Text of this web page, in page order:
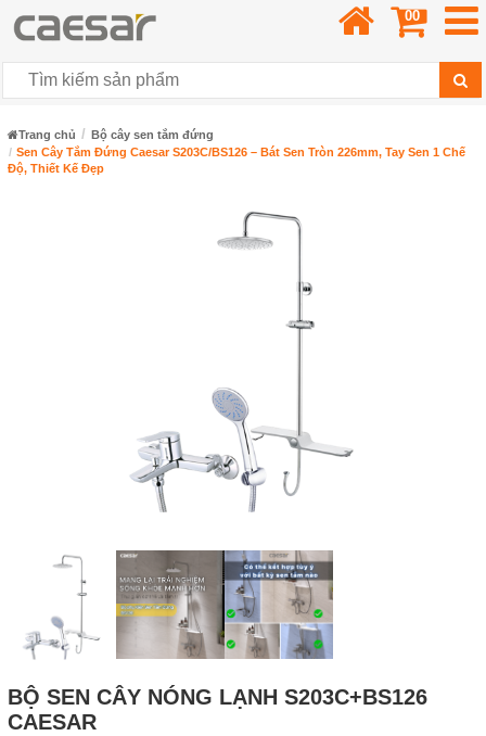
00
Trang chủ
Bộ cây sen tắm đứng
Sen Cây Tắm Đứng Caesar S203C/BS126 – Bát Sen Tròn 226mm, Tay Sen 1 Chế
Độ, Thiết Kế Đẹp
BỘ SEN CÂY NÓNG LẠNH S203C+BS126
CAESAR